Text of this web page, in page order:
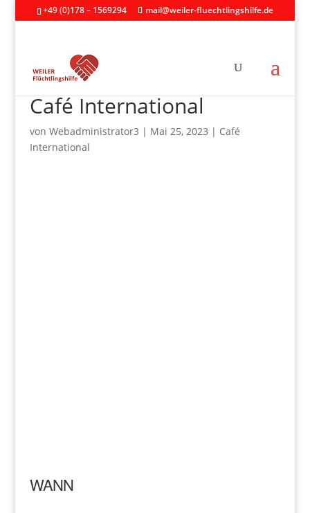
+49 (0)178 – 1569294 mail@weiler-fluechtlingshilfe.de
Café International
von Webadministrator3 | Mai 25, 2023 | Café
International
WANN